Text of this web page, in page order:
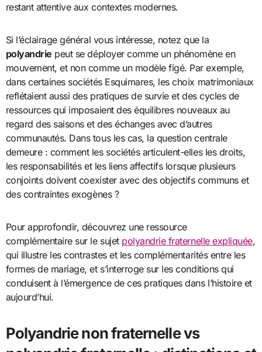
restant attentive aux contextes modernes.
Si l’éclairage général vous intéresse, notez que la
polyandrie peut se déployer comme un phénomène en
mouvement, et non comme un modèle figé. Par exemple,
dans certaines sociétés Esquimares, les choix matrimoniaux
reflétaient aussi des pratiques de survie et des cycles de
ressources qui imposaient des équilibres nouveaux au
regard des saisons et des échanges avec d’autres
communautés. Dans tous les cas, la question centrale
demeure : comment les sociétés articulent-elles les droits,
les responsabilités et les liens affectifs lorsque plusieurs
conjoints doivent coexister avec des objectifs communs et
des contraintes exogènes ?
Pour approfondir, découvrez une ressource
complémentaire sur le sujet polyandrie fraternelle expliquée,
qui illustre les contrastes et les complémentarités entre les
formes de mariage, et s’interroge sur les conditions qui
conduisent à l’émergence de ces pratiques dans l’histoire et
aujourd’hui.
Polyandrie non fraternelle vs